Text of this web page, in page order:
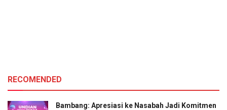
RECOMENDED
Bambang: Apresiasi ke Nasabah Jadi Komitmen